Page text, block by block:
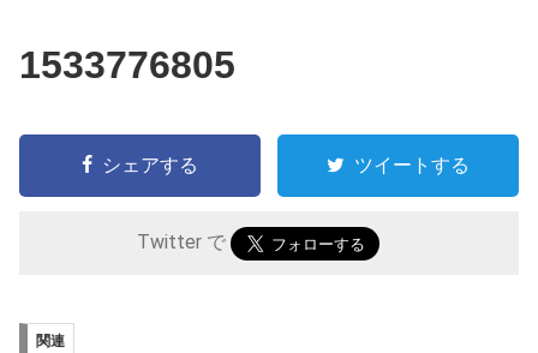
1533776805
シェアする ツイートする
Twitter で
関連